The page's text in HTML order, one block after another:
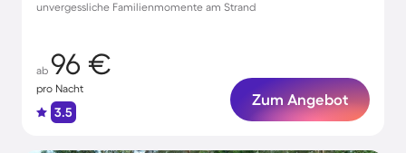
unvergessliche Familienmomente am Strand
ab 96 €
pro Nacht
3.5
Zum Angebot